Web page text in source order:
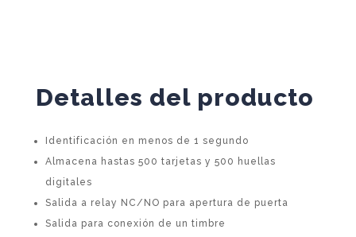
Detalles del producto
Identificación en menos de 1 segundo
Almacena hastas 500 tarjetas y 500 huellas
digitales
Salida a relay NC/NO para apertura de puerta
Salida para conexión de un timbre